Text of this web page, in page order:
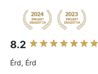
8.2
Érd, Érd